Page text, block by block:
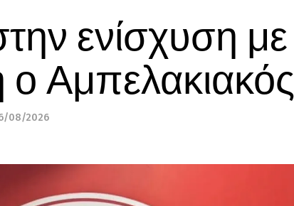
ενίσχυση με
ο Αμπελακιακός
08/2026